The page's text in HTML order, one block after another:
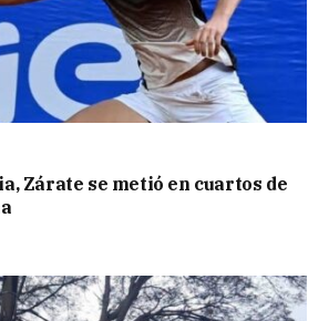
Zárate se metió en cuartos de